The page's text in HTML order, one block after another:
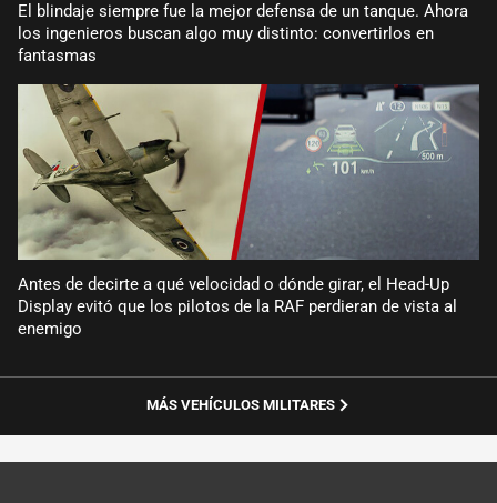
El blindaje siempre fue la mejor defensa de un tanque. Ahora
los ingenieros buscan algo muy distinto: convertirlos en
fantasmas
Antes de decirte a qué velocidad o dónde girar, el Head-Up
Display evitó que los pilotos de la RAF perdieran de vista al
enemigo
MÁS VEHÍCULOS MILITARES